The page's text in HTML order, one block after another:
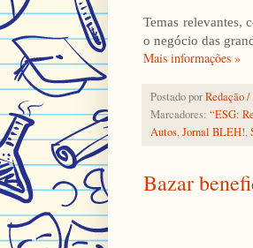
Temas relevantes,
o negócio das
Mais informações »
Postado porRedação
Marcadores: “ESG:
Autos,Jornal BLEH!,
Bazar